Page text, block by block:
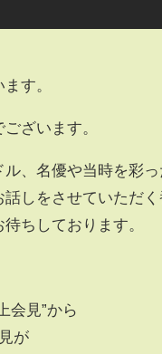
す。
ざいます。
、名優や当時を彩っ
しをさせていただく
ちしております。
会見”から
が